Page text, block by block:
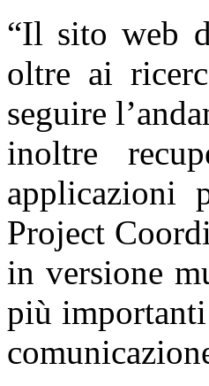
“Il sito web
oltre ai
seguire
inoltre
applicazioni
Project
in versione
più